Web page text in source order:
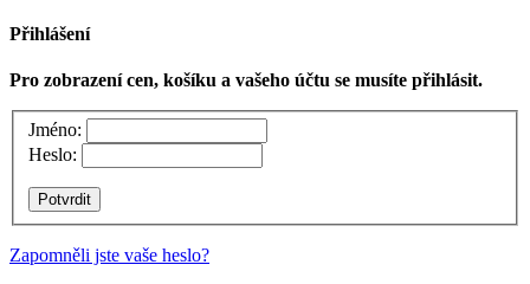
Přihlášení
Pro zobrazení cen, košíku a vašeho účtu se musíte přihlásit.
Jméno:
Heslo:
Zapomněli jste vaše heslo?